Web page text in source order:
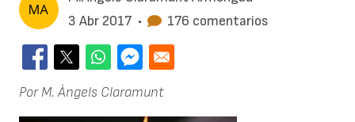
3 Abr 2017 • 176 comentarios
Por M. Àngels Claramunt